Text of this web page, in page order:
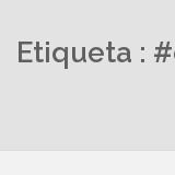
Etiqueta :